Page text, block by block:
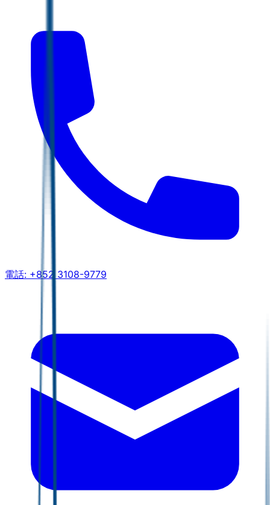
電話: +852 3108-9779